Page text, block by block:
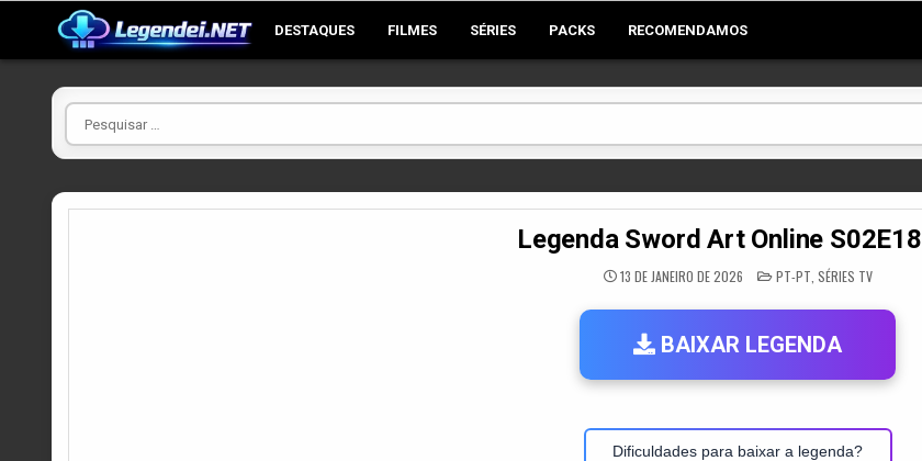
DESTAQUES FILMES SÉRIES PACKS RECOMENDAMOS
Pesquisar
por
Legenda Sword Art Online S02E18
13 DE JANEIRO DE 2026 POSTED
IN
PT-PT SÉRIES TV
BAIXAR LEGENDA
Dificuldades para baixar a legenda?